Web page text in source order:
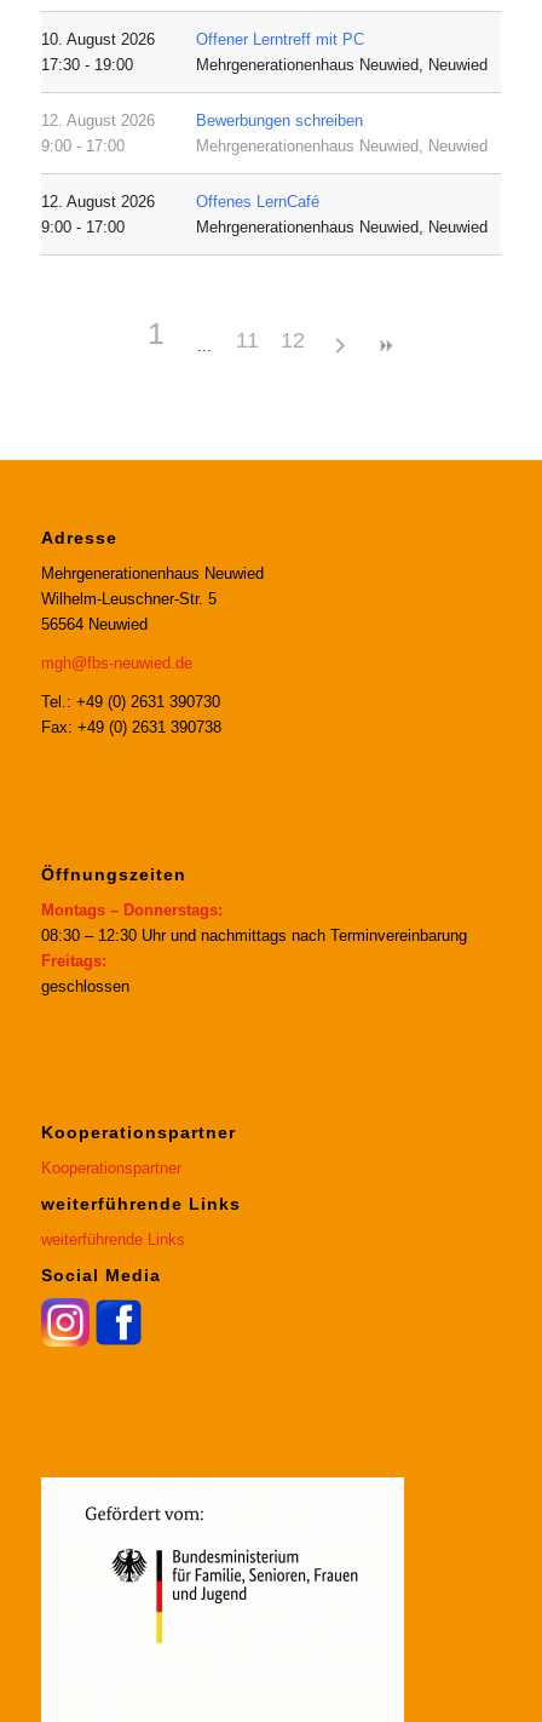
10. August 2026
17:30 - 19:00
Offener Lerntreff mit PC
Mehrgenerationenhaus Neuwied, Neuwied
12. August 2026
9:00 - 17:00
Bewerbungen schreiben
Mehrgenerationenhaus Neuwied, Neuwied
12. August 2026
9:00 - 17:00
Offenes LernCafé
Mehrgenerationenhaus Neuwied, Neuwied
1 11 12
Adresse
Mehrgenerationenhaus Neuwied
Wilhelm-Leuschner-Str. 5
56564 Neuwied
mgh@fbs-neuwied.de
Tel.: +49 (0) 2631 390730
Fax: +49 (0) 2631 390738
Öffnungszeiten
Montags – Donnerstags:
08:30 – 12:30 Uhr und nachmittags nach Terminvereinbarung
Freitags:
geschlossen
Kooperationspartner
Kooperationspartner
weiterführende Links
weiterführende Links
Social Media